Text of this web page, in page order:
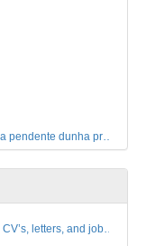
De que depende a pendente dunha praia?
An introduction to CV’s, letters, and job searching